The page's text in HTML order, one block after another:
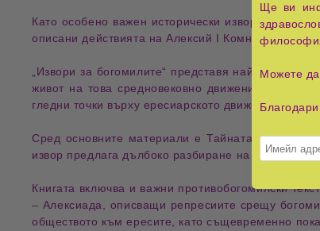
Като особено важен исторически извор за
описани действията наАлексий І Комнинсрещу
„Извори за богомилите“ представя най-важните
живот на това средновековно движение. Книгата
гледни точки върху ересиарското движение.
Сред основните материали еТайната книга на
извор предлага дълбоко разбиране на моралните
Книгата включва и важни противобогомилски
– Алексиада
, описващи репресиите срещу
обществото към ересите , като същевременно
Ще ви
Можете